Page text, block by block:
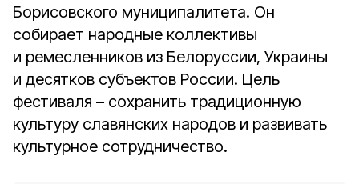
Борисовского муниципалитета. Он
собирает народные коллективы
и ремесленников из Белоруссии, Украины
и десятков субъектов России. Цель
фестиваля – сохранить традиционную
культуру славянских народов и развивать
культурное сотрудничество.